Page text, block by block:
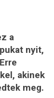
a
nyit,
akinek
meg.